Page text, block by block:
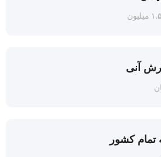
آنی
تمام کشور